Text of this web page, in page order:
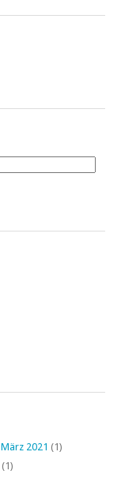
März 2021 (1)
(1)